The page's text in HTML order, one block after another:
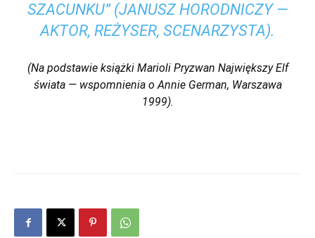
SZACUNKU” (JANUSZ HORODNICZY —
AKTOR, REŻYSER, SCENARZYSTA).
(Na podstawie książki Marioli Pryzwan Największy Elf
świata — wspomnienia o Annie German, Warszawa
1999).